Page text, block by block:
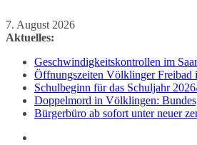
Zum
Inhalt
7. August 2026
Aktuelles:
Geschwindigkeitskontrollen im
Öffnungszeiten Völklinger Freibad
Schulbeginn für das Schuljahr
Doppelmord in Völklingen:
Bürgerbüro ab sofort unter neuer